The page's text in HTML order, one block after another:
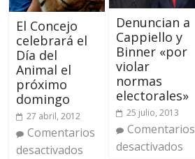
El Concejo
celebrará el
Día del
Animal el
próximo
domingo
27 abril, 2012
Comentarios
desactivados
Denuncian a
Cappiello y
Binner «por
violar
normas
electorales»
25 julio, 2013
Comentarios
desactivados